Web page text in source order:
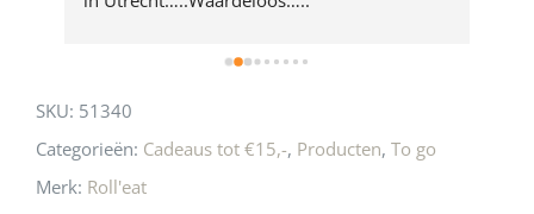
SKU: 51340
Categorieën: Cadeaus tot €15,-, Producten, To go
Merk: Roll'eat